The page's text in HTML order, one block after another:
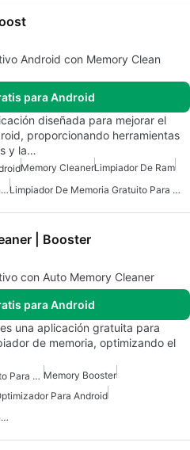
Android con Memory Clean
para Android
diseñada para mejorar el
proporcionando herramientas
y la…
Memory CleanerLimpiador De Ram
Limpiador De Caché Gratuito Para Android
Limpiador De Memoria Gratuito Para Android
| Booster
con Auto Memory Cleaner
para Android
una aplicación gratuita para
de memoria, optimizando el
Limpiador De Memoria Gratuito Para Android Memory Booster
Para Android
Limpiador De Caché Gratuito Para Android